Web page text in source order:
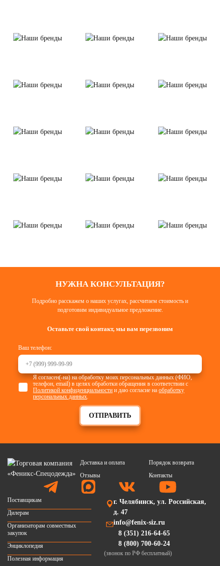
НУЖНА КОНСУЛЬТАЦИЯ?
Подробно расскажем о наших услугах, рассчитаем стоимость и
подготовим индивидуальное предложение.
Оставьте свой контакт, мы вам перезвоним
Ваш телефон:
ОТПРАВИТЬ
Я согласен(-на) на обработку моих персональных данных (ФИО,
телефон, email) в целях обработки обращения в соответствии с
Политикой конфиденциальности и даю согласие наобработку
персональных данных.
Доставка и оплата
Порядок возврата
Отзывы
Контакты
Поставщикам
Дилерам
Организаторам совместных
закупок
Энциклопедия
Полезная информация
г. Челябинск, ул. Российская,
д. 47
info@fenix-siz.ru
8 (351) 216-64-65
8 (800) 700-60-24
(звонок по РФ бесплатный)